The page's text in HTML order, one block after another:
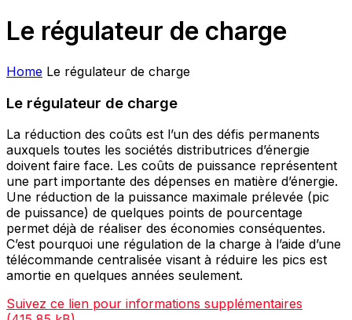
Le régulateur de charge
Home Le régulateur de charge
Le régulateur de charge
La réduction des coûts est l’un des défis permanents
auxquels toutes les sociétés distributrices d’énergie
doivent faire face. Les coûts de puissance représentent
une part importante des dépenses en matière d’énergie.
Une réduction de la puissance maximale prélevée (pic
de puissance) de quelques points de pourcentage
permet déjà de réaliser des économies conséquentes.
C’est pourquoi une régulation de la charge à l’aide d’une
télécommande centralisée visant à réduire les pics est
amortie en quelques années seulement.
Suivez ce lien pour informations supplémentaires